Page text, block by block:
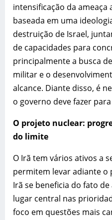
BUSCAR
Buscar:
SÍGUENOS:
intensificação da ameaça
baseada em uma
destruição de Israel,
de capacidades para
principalmente a busca
militar e o
alcance. Diante disso, é
o governo deve fazer
O projeto nuclear:
do limite
O Irã tem vários ativos a
permitem levar adiante o
Irã se beneficia do fato
lugar central nas
foco em questões mais